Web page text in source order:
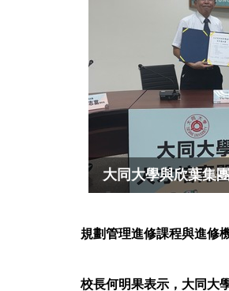
大同大學與欣葉集
規劃管理進修課程與進修
校長何明果表示，大同大